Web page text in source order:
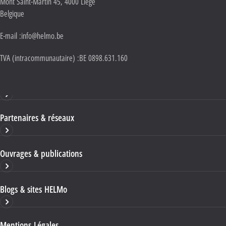
Belgique
E-mail :info@helmo.be
TVA (intracommunautaire) :BE 0898.631.160
Partenaires & réseaux
Ouvrages & publications
Blogs & sites HELMo